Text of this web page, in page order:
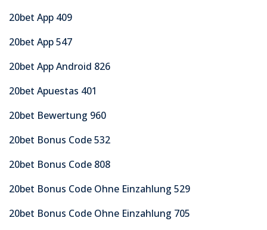
20bet App 409
20bet App 547
20bet App Android 826
20bet Apuestas 401
20bet Bewertung 960
20bet Bonus Code 532
20bet Bonus Code 808
20bet Bonus Code Ohne Einzahlung 529
20bet Bonus Code Ohne Einzahlung 705